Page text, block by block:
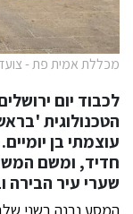
מכללת אמית פת -
לכבוד יום
הטכנולוגית
עוצמתי בן
חדיד, ומשם
שערי עיר הבירה